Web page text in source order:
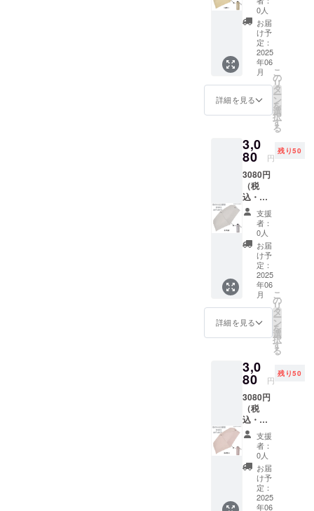
させて
いただ
きま
す。不
良が発
覚した
場合は
問い合
わせ
ページ
からご
ださ
い。
ラブル
等によ
り遅れ
る可能
性もご
ざいま
す。 ＊
検品に
を期し
ており
が、万
が一初
期不良
が発覚
した場
合は、
即時交
換対応
させて
いただ
きま
す。不
良が発
覚した
場合は
問い合
わせ
ページ
からご
ださ
い。
せん。)
＊ご注
文状
況、使
用部材
の手
配・製
上など
の都合
日が遅
れる場
合がご
ざいま
す。 ＊
配送状
況のト
ラブル
等によ
り遅れ
る可能
性もご
ざいま
す。 ＊
検品に
を期し
ており
が、万
が一初
期不良
が発覚
した場
合は、
即時交
換対応
させて
いただ
きま
す。不
良が発
覚した
異なっ
て見え
ること
がござ
いま
す。 ＊
使用し
生地が
柔らか
ワが目
立つ場
合がご
ざいま
す。(ご
使用に
問題は
ありま
せん。)
＊ご注
文状
況、使
用部材
の手
配・製
上など
の都合
日が遅
れる場
合がご
ざいま
す。 ＊
配送状
況のト
ラブル
等によ
り遅れ
る可能
性もご
ざいま
ティ 日
本（埼
玉県）
商品発
送元
埼玉県
※商品サ
イズ画
像添付
格とな
りま
商品の
色合い
は、PC
の画面
と実物
で多少
異なっ
て見え
ること
がござ
いま
す。 ＊
ている
生地が
で、シ
ワが目
立つ場
合がご
ざいま
す。(ご
使用に
問題は
ありま
せん。)
＊ご注
文状
況、使
(税込・
配送料
質タグ
付き 生
地の組
成 ポ
リエス
テル
50ｃｍ
原産
国
中国
【販売
元】 株
式会社
アス
ティ 日
本（埼
玉県）
商品発
送元
埼玉県
※商品サ
イズ画
像添付
格とな
りま
商品の
色合い
は、PC
の画面
と実物
で多少
異なっ
て見え
ること
がござ
り：50
人まで
【快滴
DRY】
コンパ
クト5段
式無地
ミニ
雨の日
応援割
20%OF
カー
キ 1本
(共袋付
き) 自社
EC販売
予定価
格：
3,850円
(税込・
配送料
込)・品
質タグ
付き 生
地の組
成 ポ
リエス
テル
50ｃｍ
原産
国
中国
【販売
元】 株
式会社
アス
ティ 日
本（埼
玉県）
商品発
送元
0人
お届
け予
定：
2025
年06
月
詳細を見る
こ
の
リ
タ
ー
ン
を
選
択
す
る
3,0
80 円
残り50
3080円
（税
込・発
送費
込） 残
り：50
人まで
【快滴
DRY】
コンパ
クト5段
式無地
ミニ
雨の日
応援割
20%OF
グレー
ジュ 1
本 (共袋
付き) 自
社EC販
売予定
価格：
3,850円
(税込・
配送料
込)・品
質タグ
付き 生
支援
者：
0人
お届
け予
定：
2025
年06
月
詳細を見る
こ
の
リ
タ
ー
ン
を
選
択
す
る
3,0
80 円
残り50
3080円
（税
込・発
送費
込） 残
り：50
人まで
【快滴
DRY】
コンパ
支援
者：
0人
お届
け予
定：
2025
年06